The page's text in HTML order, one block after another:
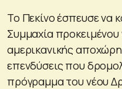
To Πεκίνο έσπευσε να
Συμμαχία
αμερικανικής
επενδύσεις που
πρόγραμμα του νέου